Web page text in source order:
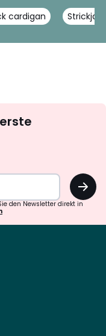
cardigan
OK
den Newsletter direkt in